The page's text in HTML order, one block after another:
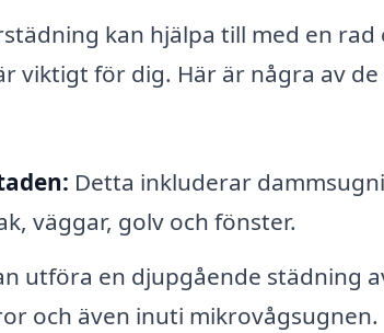
kan hjälpa till med en
viktigt för dig. Här är några av
Detta inkluderar
väggar, golv och fönster.
utföra en djupgående städning
och även inuti mikrovågsugnen.